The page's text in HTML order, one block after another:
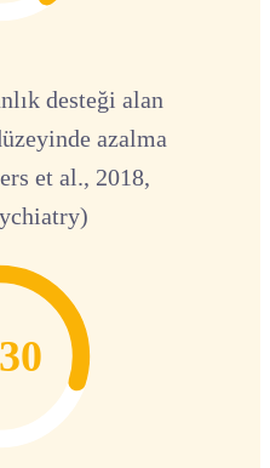
desteği alan
azalma
et al., 2018,